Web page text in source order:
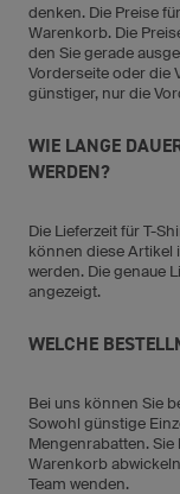
denken. Die Preise
Warenkorb. Die
den Sie gerade
Vorderseite oder die
günstiger, nur die
WIE LANGE
WERDEN?
Die Lieferzeit für T-
können diese Artikel
werden. Die genaue
angezeigt.
WELCHE
Bei uns können Sie
Sowohl günstige
Mengenrabatten.
Warenkorb
Team wenden.